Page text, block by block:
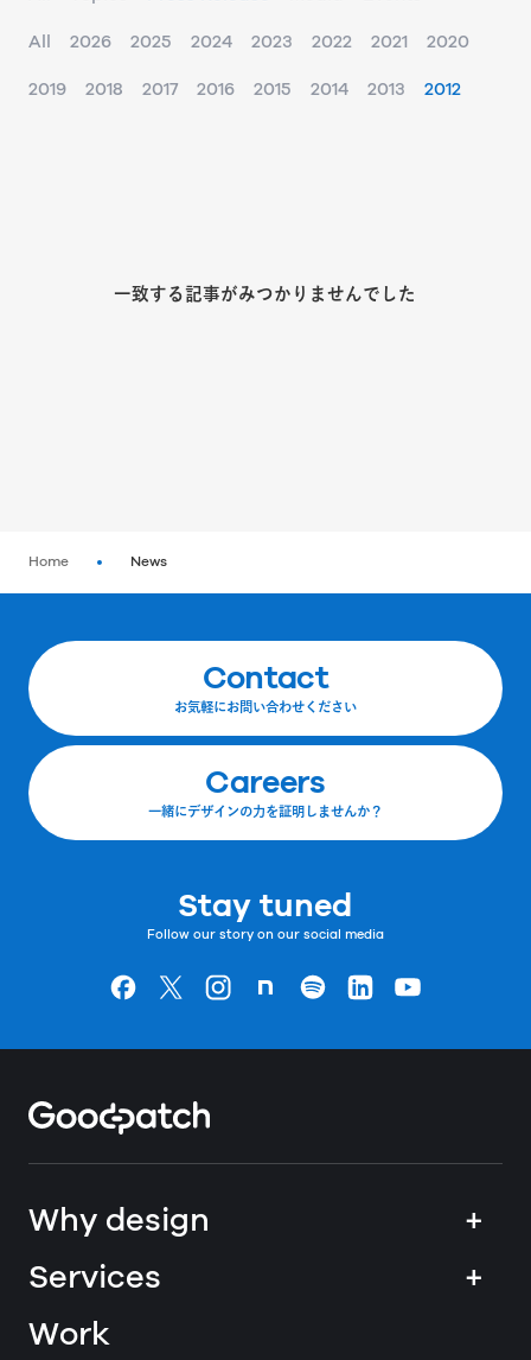
All 2026 2025 2024 2023 2022 2021 2020
2019 2018 2017 2016 2015 2014 2013 2012
一致する記事がみつかりませんでした
Home News
Contact
お気軽にお問い合わせください
Careers
一緒にデザインの力を証明しませんか？
Stay tuned
Follow our story on our social media
Goodpatchの
ページ
Goodpatchの
ページ
Goodpatchの
ページGoodpatchの
ページ
Goodpatchの
ページ
Goodpatchの
ページ
Goodpatchの
Why design
+
Services
+
Work